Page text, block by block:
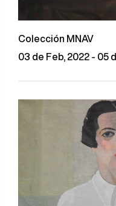
Colección MNAV
03 de Feb, 2022 - 05